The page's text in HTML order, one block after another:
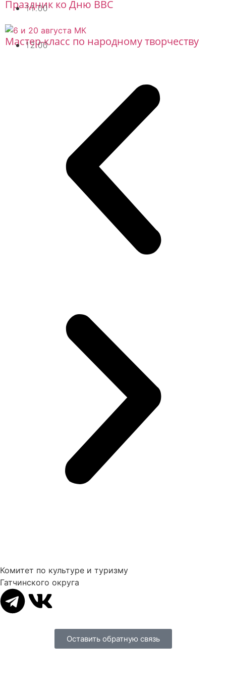
Праздник ко Дню ВВС
11.00
Мастер-класс по народному творчеству
12.00
Комитет по культуре и туризму
Гатчинского округа
Оставить обратную связь